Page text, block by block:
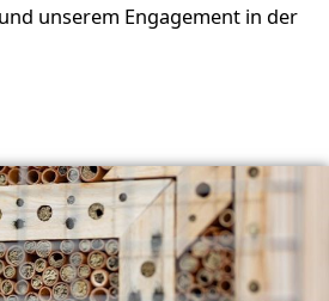
unserem Engagement in der